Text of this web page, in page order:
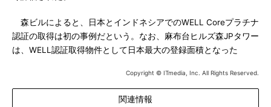
森ビルによると、日本とインドネシアでのWELL Coreプラチナ
認証の取得は初の事例だという。なお、麻布台ヒルズ森JPタワー
は、WELL認証取得物件として日本最大の登録面積となった
Copyright © ITmedia, Inc. All Rights Reserved.
関連情報